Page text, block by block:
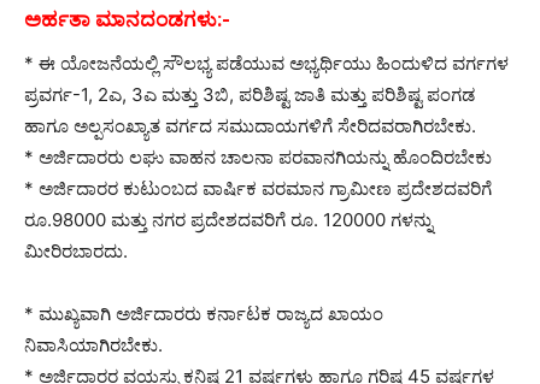
ಅರ್ಹತಾ ಮಾನದಂಡಗಳು:-
* ಈ ಯೋಜನೆಯಲ್ಲಿ ಸೌಲಭ್ಯ ಪಡೆಯುವ ಅಭ್ಯರ್ಥಿಯು ಹಿಂದುಳಿದ ವರ್ಗಗಳ
ಪ್ರವರ್ಗ-1, 2ಎ, 3ಎ ಮತ್ತು 3ಬಿ, ಪರಿಶಿಷ್ಟ ಜಾತಿ ಮತ್ತು ಪರಿಶಿಷ್ಟ ಪಂಗಡ
ಹಾಗೂ ಅಲ್ಪಸಂಖ್ಯಾತ ವರ್ಗದ ಸಮುದಾಯಗಳಿಗೆ ಸೇರಿದವರಾಗಿರಬೇಕು.
* ಅರ್ಜಿದಾರರು ಲಘು ವಾಹನ ಚಾಲನಾ ಪರವಾನಗಿಯನ್ನು ಹೊಂದಿರಬೇಕು
* ಅರ್ಜಿದಾರರ ಕುಟುಂಬದ ವಾರ್ಷಿಕ ವರಮಾನ ಗ್ರಾಮೀಣ ಪ್ರದೇಶದವರಿಗೆ
ರೂ.98000 ಮತ್ತು ನಗರ ಪ್ರದೇಶದವರಿಗೆ ರೂ. 120000 ಗಳನ್ನು
ಮೀರಿರಬಾರದು.
* ಮುಖ್ಯವಾಗಿ ಅರ್ಜಿದಾರರು ಕರ್ನಾಟಕ ರಾಜ್ಯದ ಖಾಯಂ
ನಿವಾಸಿಯಾಗಿರಬೇಕು.
* ಅರ್ಜಿದಾರರ ವಯಸ್ಸು ಕನಿಷ್ಠ 21 ವರ್ಷಗಳು ಹಾಗೂ ಗರಿಷ್ಠ 45 ವರ್ಷಗಳ